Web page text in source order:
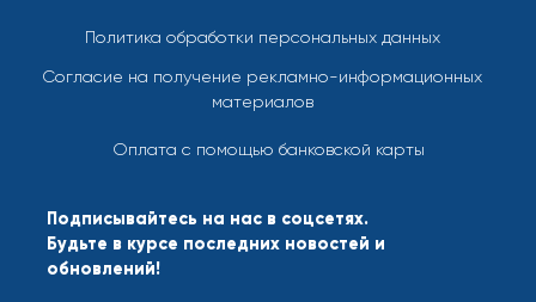
Политика обработки персональных данных
Согласие на получение рекламно-информационных
материалов
Оплата с помощью банковской карты
Подписывайтесь на нас в соцсетях.
Будьте в курсе последних новостей и
обновлений!